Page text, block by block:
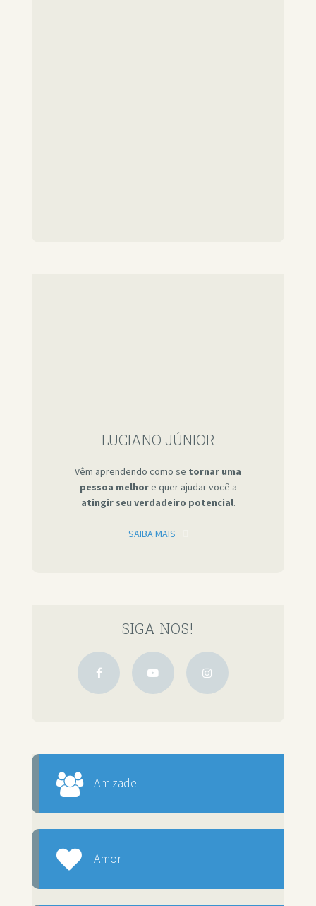
LUCIANO JÚNIOR
Vêm aprendendo como se tornar uma
pessoa melhore quer ajudar você a
atingir seu verdadeiro potencial.
SAIBA MAIS
SIGA NOS!
Amizade
Amor